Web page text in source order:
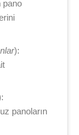
pano
):
panoların